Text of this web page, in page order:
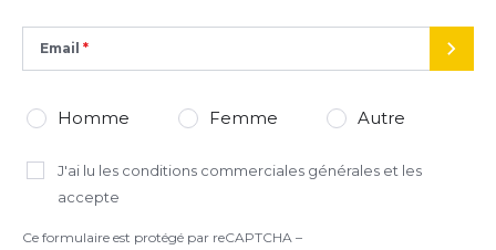
Email
Homme Femme Autre
J'ai lu les conditions commerciales générales et les
accepte
Ce formulaire est protégé par reCAPTCHA –